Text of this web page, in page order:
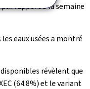
rapport à la semaine
eaux usées a montré
révèlent que
(64.8%) et le variant